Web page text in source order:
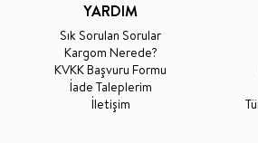
YARDIM
Sık Sorulan Sorular
Kargom Nerede?
KVKK Başvuru Formu
İade Taleplerim
İletişim